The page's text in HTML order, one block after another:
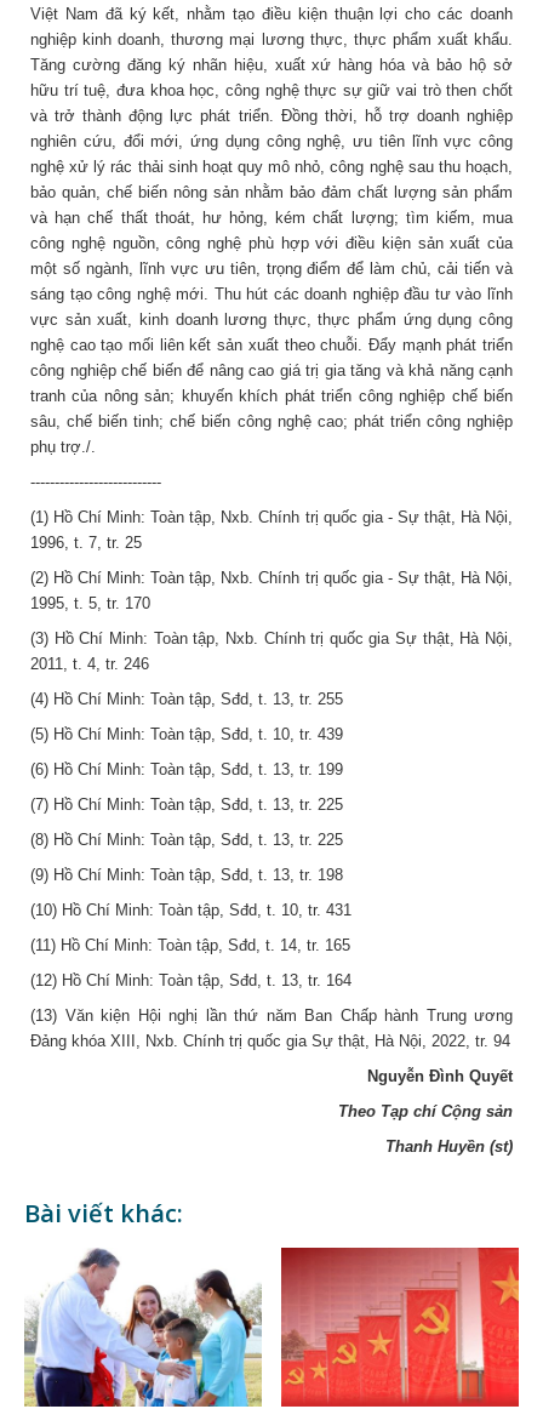
Việt Nam đã ký kết, nhằm tạo điều kiện thuận lợi cho các doanh
nghiệp kinh doanh, thương mại lương thực, thực phẩm xuất khẩu.
Tăng cường đăng ký nhãn hiệu, xuất xứ hàng hóa và bảo hộ sở
hữu trí tuệ, đưa khoa học, công nghệ thực sự giữ vai trò then chốt
và trở thành động lực phát triển. Đồng thời, hỗ trợ doanh nghiệp
nghiên cứu, đổi mới, ứng dụng công nghệ, ưu tiên lĩnh vực công
nghệ xử lý rác thải sinh hoạt quy mô nhỏ, công nghệ sau thu hoạch,
bảo quản, chế biến nông sản nhằm bảo đảm chất lượng sản phẩm
và hạn chế thất thoát, hư hỏng, kém chất lượng; tìm kiếm, mua
công nghệ nguồn, công nghệ phù hợp với điều kiện sản xuất của
một số ngành, lĩnh vực ưu tiên, trọng điểm để làm chủ, cải tiến và
sáng tạo công nghệ mới. Thu hút các doanh nghiệp đầu tư vào lĩnh
vực sản xuất, kinh doanh lương thực, thực phẩm ứng dụng công
nghệ cao tạo mối liên kết sản xuất theo chuỗi. Đẩy mạnh phát triển
công nghiệp chế biến để nâng cao giá trị gia tăng và khả năng cạnh
tranh của nông sản; khuyến khích phát triển công nghiệp chế biến
sâu, chế biến tinh; chế biến công nghệ cao; phát triển công nghiệp
phụ trợ./.
---------------------------
(1) Hồ Chí Minh: Toàn tập, Nxb. Chính trị quốc gia - Sự thật, Hà Nội,
1996, t. 7, tr. 25
(2) Hồ Chí Minh: Toàn tập, Nxb. Chính trị quốc gia - Sự thật, Hà Nội,
1995, t. 5, tr. 170
(3) Hồ Chí Minh: Toàn tập, Nxb. Chính trị quốc gia Sự thật, Hà Nội,
2011, t. 4, tr. 246
(4) Hồ Chí Minh: Toàn tập, Sđd, t. 13, tr. 255
(5) Hồ Chí Minh: Toàn tập, Sđd, t. 10, tr. 439
(6) Hồ Chí Minh: Toàn tập, Sđd, t. 13, tr. 199
(7) Hồ Chí Minh: Toàn tập, Sđd, t. 13, tr. 225
(8) Hồ Chí Minh: Toàn tập, Sđd, t. 13, tr. 225
(9) Hồ Chí Minh: Toàn tập, Sđd, t. 13, tr. 198
(10) Hồ Chí Minh: Toàn tập, Sđd, t. 10, tr. 431
(11) Hồ Chí Minh: Toàn tập, Sđd, t. 14, tr. 165
(12) Hồ Chí Minh: Toàn tập, Sđd, t. 13, tr. 164
(13) Văn kiện Hội nghị lần thứ năm Ban Chấp hành Trung ương
Đảng khóa XIII, Nxb. Chính trị quốc gia Sự thật, Hà Nội, 2022, tr. 94
Nguyễn Đình Quyết
Theo Tạp chí Cộng sản
Thanh Huyền (st)
Bài viết khác: